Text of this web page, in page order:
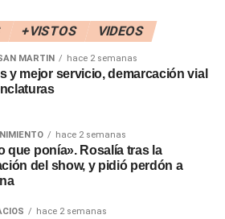
ni rosca política ni lugares
políticos, ni donde hayan
jerárquicos que no suman
. «Hay un sin fin de institutos que el
a cerrar o desmantelar», agregó.
no siempre son tan sencillos,
pone algunos límites. Nos
esté cerrado hoy, pero no se
en conferencia de prensa.
+VISTOS VIDEOS
MARTIN hace 2 semanas
y mejor servicio, demarcación vial
hace 2 semanas
que ponía». Rosalía tras la
del show, y pidió perdón a
hace 2 semanas